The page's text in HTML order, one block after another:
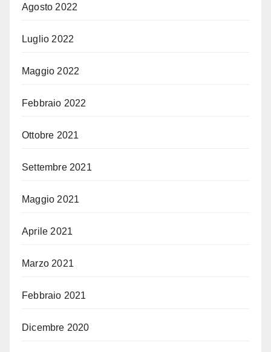
Agosto 2022
Luglio 2022
Maggio 2022
Febbraio 2022
Ottobre 2021
Settembre 2021
Maggio 2021
Aprile 2021
Marzo 2021
Febbraio 2021
Dicembre 2020